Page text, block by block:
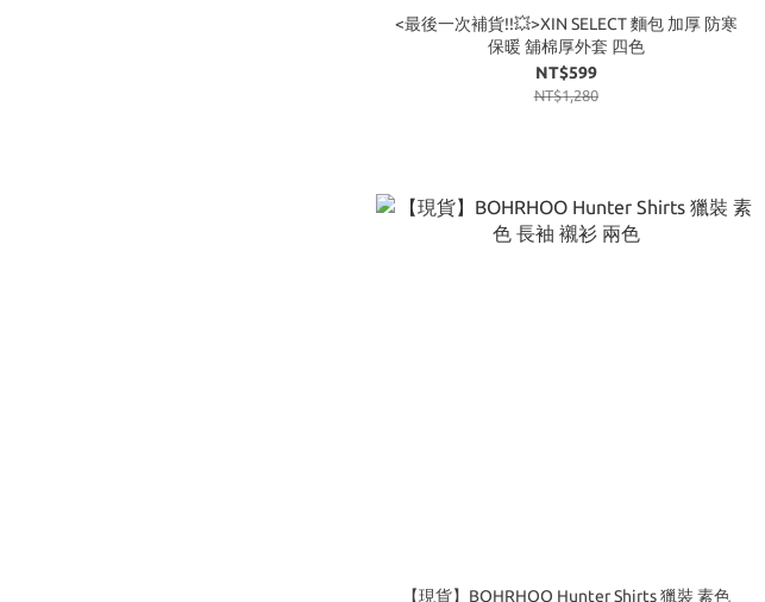
<最後一次補貨!!💥>XIN SELECT 麵包 加厚 防寒
保暖 舖棉厚外套 四色
NT$599
NT$1,280
【現貨】BOHRHOO Hunter Shirts 獵裝 素色